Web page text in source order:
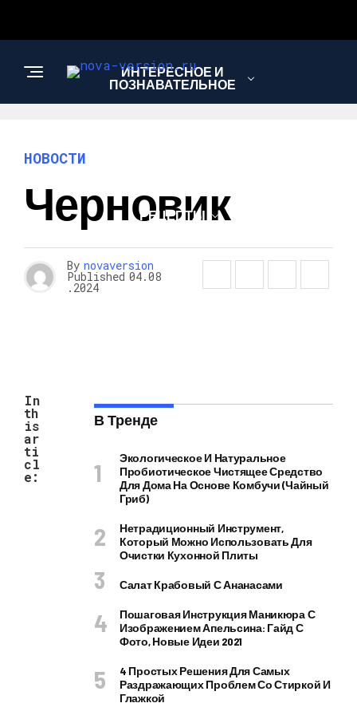
ИНТЕРЕСНОЕ И
ПОЗНАВАТЕЛЬНОЕ
РЕЦЕПТЫ
НОВОСТИ
Черновик
By novaversion
Published 04.08
.2024
In
th
is
ar
ti
cl
e:
В Тренде
Экологическое И Натуральное
Пробиотическое Чистящее Средство
Для Дома На Основе Комбучи (чайный
Гриб)
Нетрадиционный Инструмент,
Который Можно Использовать Для
Очистки Кухонной Плиты
Салат Крабовый С Ананасами
Пошаговая Инструкция Маникюра С
Изображением Апельсина: Гайд С
Фото, Новые Идеи 2021
4 Простых Решения Для Самых
Раздражающих Проблем Со Стиркой И
Глажкой